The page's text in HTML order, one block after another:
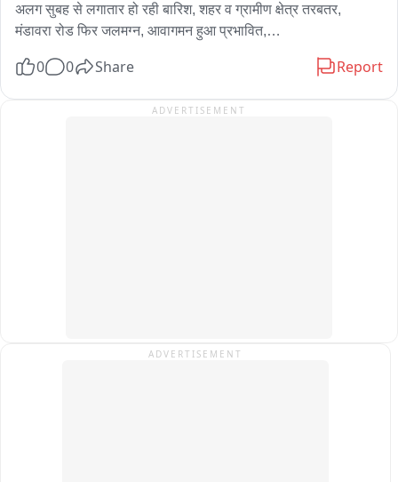
अलग सुबह से लगातार हो रही बारिश, शहर व ग्रामीण क्षेत्र तरबतर,
मंडावरा रोड फिर जलमग्न, आवागमन हुआ प्रभावित,
रेलवे ओवरब्रिज के दोनों ओर स्टेशन मार्ग डूबे, वाहन रेंगते नजर आए,
0 0 Share Report
ADVERTISEMENT
ADVERTISEMENT